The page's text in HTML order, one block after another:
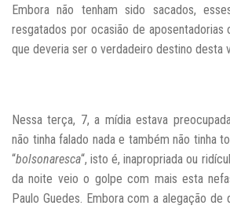
Embora não tenham sido sacados,
resgatados por ocasião de aposentadorias
que deveria ser o verdadeiro destino desta
Nessa terça, 7, a mídia estava
não tinha falado nada e também não tinha
“bolsonaresca“, isto é, inapropriada ou
da noite veio o golpe com mais esta
Paulo Guedes. Embora com a alegação de